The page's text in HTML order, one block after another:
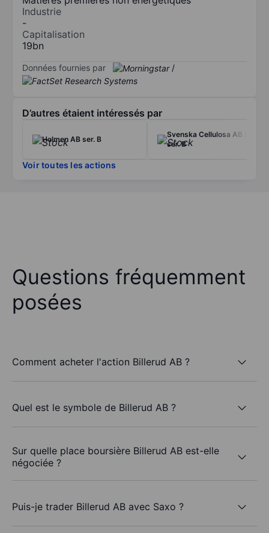
Industrie
-
Capitalisation
19bn
Données fournies par /
D’autres étaient intéressés par
Holmen AB ser. B
Svenska Cellulosa AB SCA
ser. B
Voir toutes les actions
Questions fréquemment
posées
Comment acheter l'action Billerud AB ?
Quel est le symbole de Billerud AB ?
Sur quelle place boursière Billerud AB est-elle
négociée ?
Puis-je trader Billerud AB avec Saxo ?